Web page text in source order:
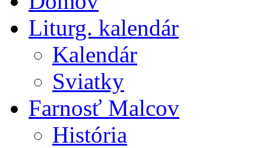
Liturg. kalendár
Kalendár
Sviatky
Farnosť Malcov
História